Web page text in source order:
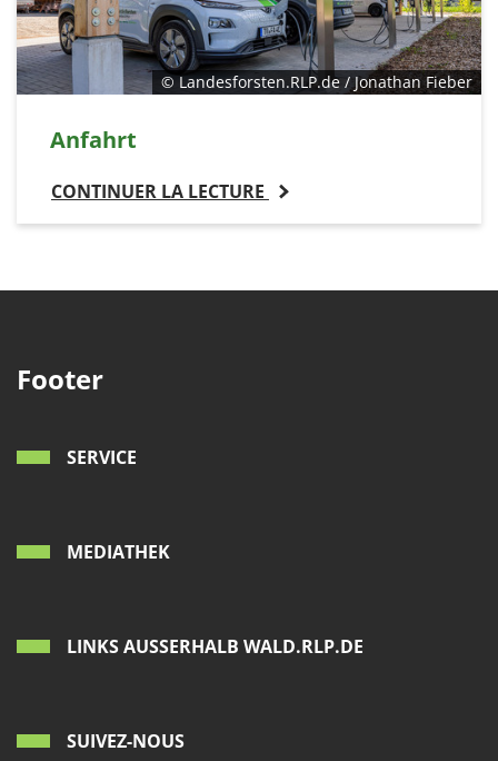
© Landesforsten.RLP.de / Jonathan Fieber
Anfahrt
CONTINUER LA LECTURE
Footer
SERVICE
MEDIATHEK
LINKS AUSSERHALB WALD.RLP.DE
SUIVEZ-NOUS